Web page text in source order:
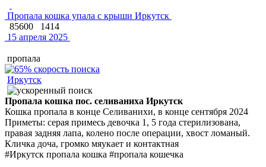
Пропала кошка упала с крыши Иркутск
85600
1414
15 апреля 2025
пропала
Иркутск
Пропала кошка пос. селиваниха Иркутск
Кошка пропала в конце Селиванихи, в конце сентября 2024
Приметы: серая примесь девочка 1, 5 года стерилизована,
правая задняя лапа, колено после операции, хвост ломаный.
Кличка доча, громко мяукает и контактная
#Иркутск пропала кошка #пропала кошечка